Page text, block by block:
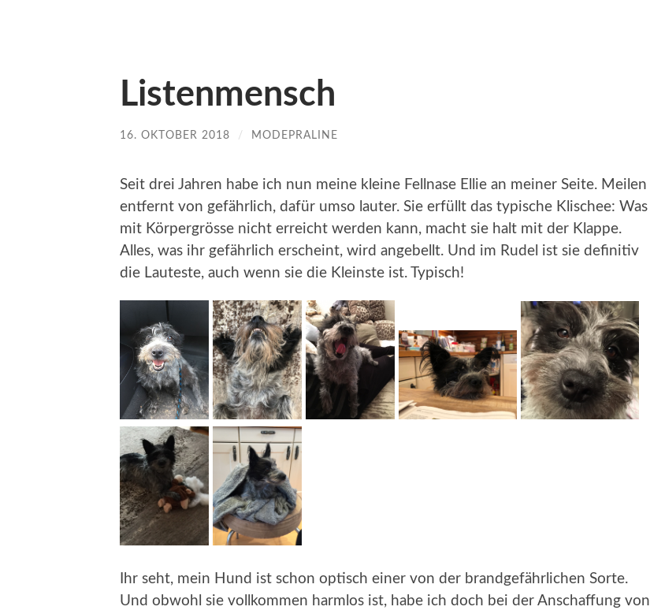
Listenmensch
16. OKTOBER 2018 / MODEPRALINE
Seit drei Jahren habe ich nun meine kleine Fellnase Ellie an meiner Seite. Meilen
entfernt von gefährlich, dafür umso lauter. Sie erfüllt das typische Klischee: Was
mit Körpergrösse nicht erreicht werden kann, macht sie halt mit der Klappe.
Alles, was ihr gefährlich erscheint, wird angebellt. Und im Rudel ist sie definitiv
die Lauteste, auch wenn sie die Kleinste ist. Typisch!
Ihr seht, mein Hund ist schon optisch einer von der brandgefährlichen Sorte.
Und obwohl sie vollkommen harmlos ist, habe ich doch bei der Anschaffung von